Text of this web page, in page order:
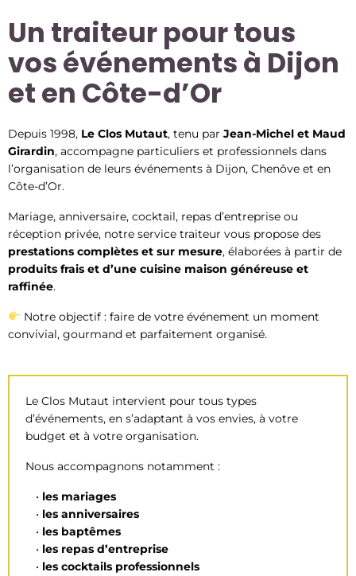
Un traiteur pour tous
vos événements à Dijon
et en Côte-d’Or
Depuis 1998, Le Clos Mutaut, tenu par Jean-Michel et Maud
Girardin, accompagne particuliers et professionnels dans
l’organisation de leurs événements à Dijon, Chenôve et en
Côte-d’Or.
Mariage, anniversaire, cocktail, repas d’entreprise ou
réception privée, notre service traiteur vous propose des
prestations complètes et sur mesure, élaborées à partir de
produits frais et d’une cuisine maison généreuse et
raffinée.
Notre objectif : faire de votre événement un moment
convivial, gourmand et parfaitement organisé.
Le Clos Mutaut intervient pour tous types
d’événements, en s’adaptant à vos envies, à votre
budget et à votre organisation.
Nous accompagnons notamment :
les mariages
les anniversaires
les baptêmes
les repas d’entreprise
les cocktails professionnels